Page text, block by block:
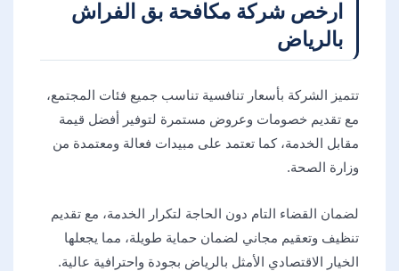
ارخص شركة مكافحة بق الفراش
بالرياض
تتميز الشركة بأسعار تنافسية تناسب جميع فئات المجتمع،
مع تقديم خصومات وعروض مستمرة لتوفير أفضل قيمة
مقابل الخدمة، كما تعتمد على مبيدات فعالة ومعتمدة من
وزارة الصحة.
لضمان القضاء التام دون الحاجة لتكرار الخدمة، مع تقديم
تنظيف وتعقيم مجاني لضمان حماية طويلة، مما يجعلها
الخيار الاقتصادي الأمثل بالرياض بجودة واحترافية عالية.